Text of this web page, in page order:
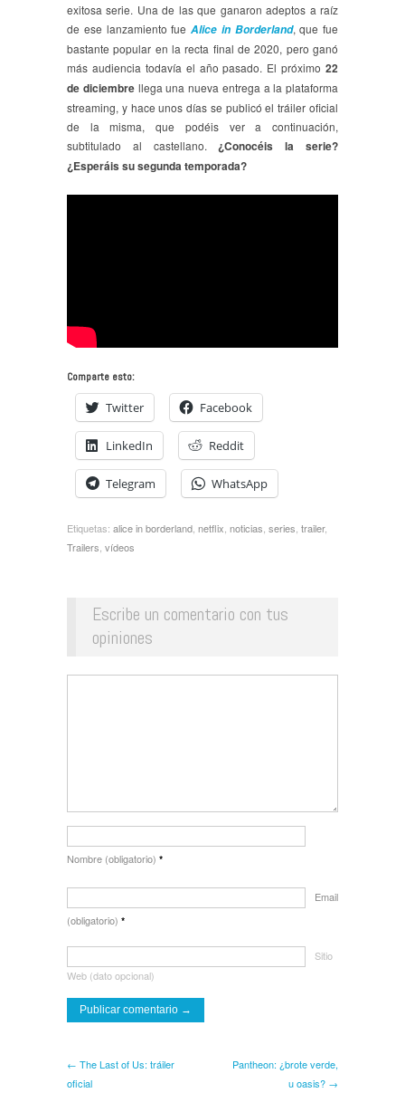
exitosa serie. Una de las que ganaron adeptos a raíz
de ese lanzamiento fue Alice in Borderland, que fue
bastante popular en la recta final de 2020, pero ganó
más audiencia todavía el año pasado. El próximo 22
de diciembrellega una nueva entrega a la plataforma
streaming, y hace unos días se publicó el tráiler oficial
de la misma, que podéis ver a continuación,
subtitulado al castellano. ¿Conocéis la serie?
¿Esperáis su segunda temporada?
Comparte esto:
Twitter Facebook
LinkedIn Reddit
Telegram WhatsApp
Etiquetas: alice in borderland, netflix, noticias, series, trailer,
Trailers, vídeos
Escribe un comentario con tus
opiniones
Nombre (obligatorio) *
Email
(obligatorio) *
Sitio
Web (dato opcional)
← The Last of Us: tráiler
oficial
Pantheon: ¿brote verde,
u oasis? →